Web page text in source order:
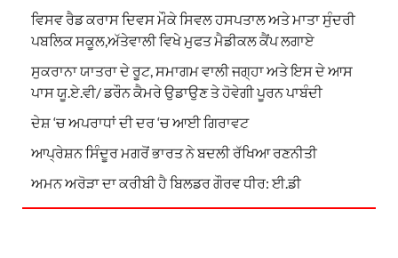
ਵਿਸਵ ਰੈਡ ਕਰਾਸ ਦਿਵਸ ਮੌਕੇ ਸਿਵਲ ਹਸਪਤਾਲ ਅਤੇ ਮਾਤਾ ਸੁੰਦਰੀ
ਪਬਲਿਕ ਸਕੂਲ,ਅੱਤੇਵਾਲੀ ਵਿਖੇ ਮੁਫਤ ਮੈਡੀਕਲ ਕੈਂਪ ਲਗਾਏ
ਸੁਕਰਾਨਾ ਯਾਤਰਾ ਦੇ ਰੂਟ, ਸਮਾਗਮ ਵਾਲੀ ਜਗ੍ਹਾ ਅਤੇ ਇਸ ਦੇ ਆਸ
ਪਾਸ ਯੂ.ਏ.ਵੀ/ ਡਰੌਨ ਕੈਮਰੇ ਉਡਾਉਣ ਤੇ ਹੋਵੇਗੀ ਪੂਰਨ ਪਾਬੰਦੀ
ਦੇਸ਼ ‘ਚ ਅਪਰਾਧਾਂ ਦੀ ਦਰ ‘ਚ ਆਈ ਗਿਰਾਵਟ
ਆਪ੍ਰੇਸ਼ਨ ਸਿੰਦੂਰ ਮਗਰੋਂ ਭਾਰਤ ਨੇ ਬਦਲੀ ਰੱਖਿਆ ਰਣਨੀਤੀ
ਅਮਨ ਅਰੋੜਾ ਦਾ ਕਰੀਬੀ ਹੈ ਬਿਲਡਰ ਗੌਰਵ ਧੀਰ: ਈ.ਡੀ